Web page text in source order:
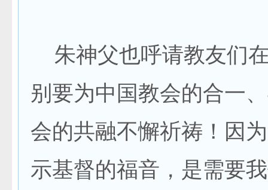
朱神父也呼请教友们
别要为中国教会的合一
会的共融不懈祈祷！因
示基督的福音，是需要